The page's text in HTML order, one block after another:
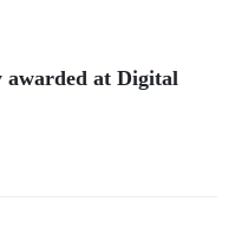
awarded at Digital